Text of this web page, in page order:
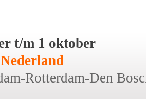
t/m 1 oktober
Rotterdam-Den